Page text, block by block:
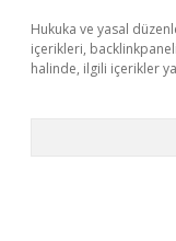
Hukuka ve yasal
içerikleri,
halinde, ilgili içerikler